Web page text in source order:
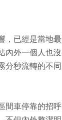
，已經是當地最
內外一個人也沒
分秒流轉的不同
間車停靠的招呼